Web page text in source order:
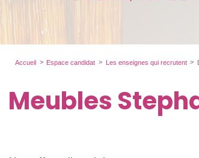
Accueil Espace candidat Les enseignes qui recrutent
Meubles